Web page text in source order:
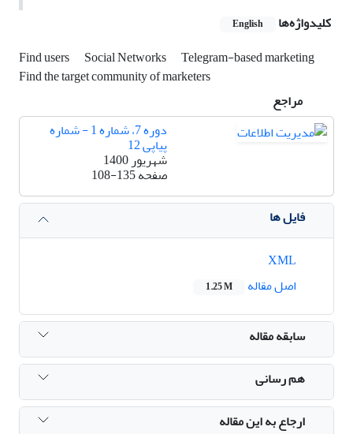
کلیدواژه‌ها
English
Find users Social Networks
Telegram-based marketing
Find the target community of marketers
مراجع
دوره 7، شماره 1 - شماره
پیاپی 12
شهریور 1400
صفحه108-135
فایل ها
اصل مقاله
1.25 M
سابقه مقاله
هم رسانی
ارجاع به این مقاله